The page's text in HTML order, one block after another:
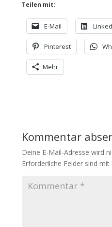
Teilen mit:
E-Mail
Pinterest
Mehr
Kommentar
Deine E-Mail-Adresse wird
Erforderliche Felder sind mit